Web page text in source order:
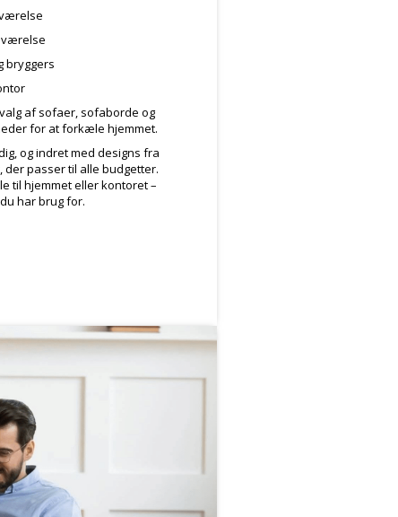
bryggers
af sofaer, sofaborde og
for at forkæle hjemmet.
og indret med designs fra
passer til alle budgetter.
til hjemmet eller kontoret –
har brug for.